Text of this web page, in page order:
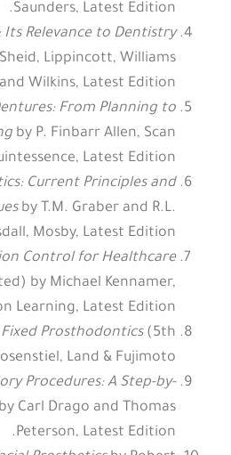
Saunders, Latest Edition.
Relevance to Dentistry
Lippincott, Williams
and Wilkins, Latest Edition.
From Planning to
by P. Finbarr Allen, Scan
Latest Edition.
Current Principles and
by T.M. Graber and R.L.
Mosby, Latest Edition.
Control for Healthcare
by Michael Kennamer,
Learning, Latest Edition.
Prosthodontics(5th
Land & Fujimoto.
Procedures: A Step-by-
Carl Drago and Thomas
Peterson, Latest Edition.